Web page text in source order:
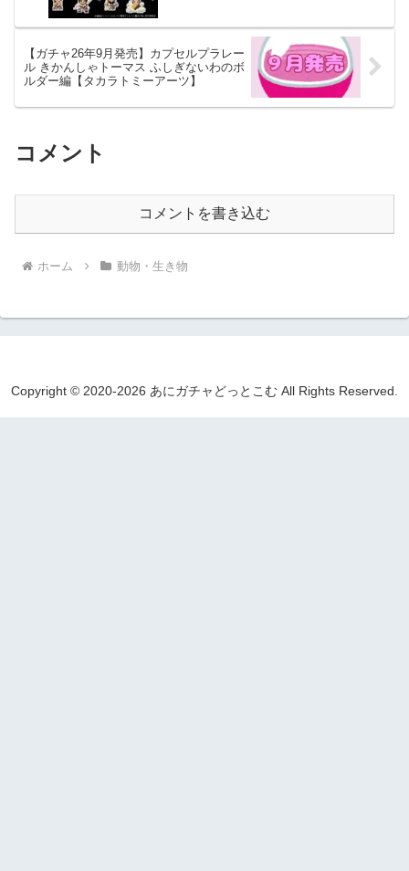
【ガチャ26年9月発売】カプセルプラレー
ル きかんしゃトーマス ふしぎないわのボ
ルダー編【タカラトミーアーツ】
コメント
コメントを書き込む
ホーム 動物・生き物
Copyright © 2020-2026 あにガチャどっとこむ All Rights Reserved.